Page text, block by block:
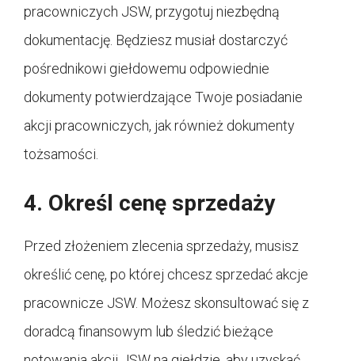
pracowniczych JSW, przygotuj niezbędną
dokumentację. Będziesz musiał dostarczyć
pośrednikowi giełdowemu odpowiednie
dokumenty potwierdzające Twoje posiadanie
akcji pracowniczych, jak również dokumenty
tożsamości.
4. Określ cenę sprzedaży
Przed złożeniem zlecenia sprzedaży, musisz
określić cenę, po której chcesz sprzedać akcje
pracownicze JSW. Możesz skonsultować się z
doradcą finansowym lub śledzić bieżące